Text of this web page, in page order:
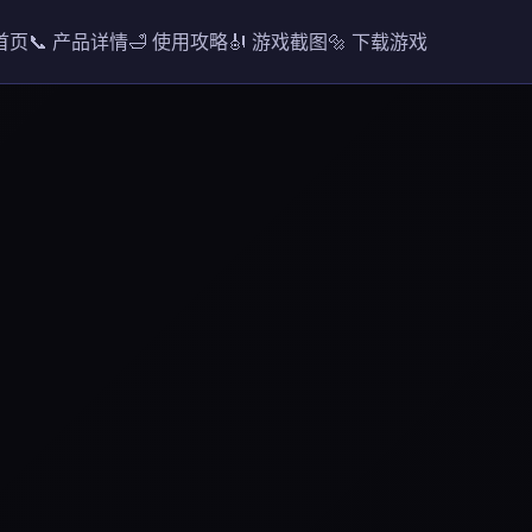
页📞 产品详情🛁 使用攻略🎻 游戏截图🔩 下载游戏